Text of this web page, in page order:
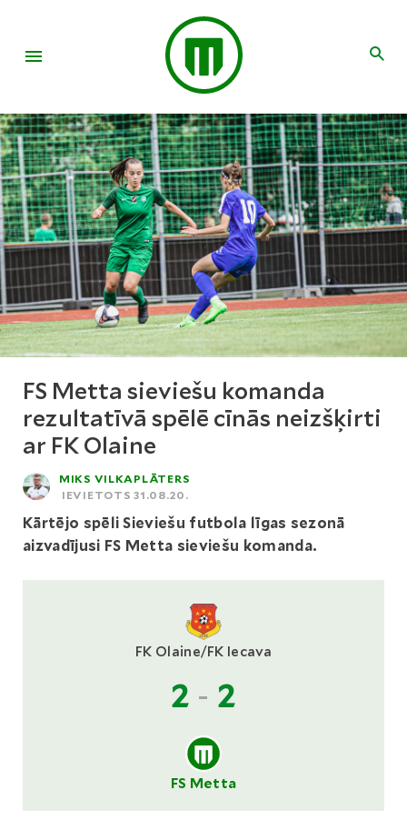
FS Metta sieviešu komanda
rezultatīvā spēlē cīnās neizšķirti
ar FK Olaine
MIKS VILKAPLĀTERS
IEVIETOTS 31.08.20.
Kārtējo spēli Sieviešu futbola līgas sezonā
aizvadījusi FS Metta sieviešu komanda.
FK Olaine/FK Iecava
2 - 2
FS Metta